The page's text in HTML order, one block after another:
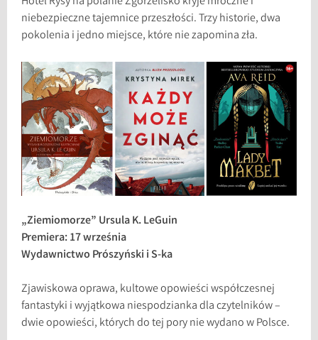
niebezpieczne tajemnice przeszłości. Trzy historie, dwa
pokolenia i jedno miejsce, które nie zapomina zła.
„Ziemiomorze” Ursula K. LeGuin
Premiera: 17 września
Wydawnictwo Prószyński i S-ka
Zjawiskowa oprawa, kultowe opowieści współczesnej
fantastyki i wyjątkowa niespodzianka dla czytelników –
dwie opowieści, których do tej pory nie wydano w Polsce.